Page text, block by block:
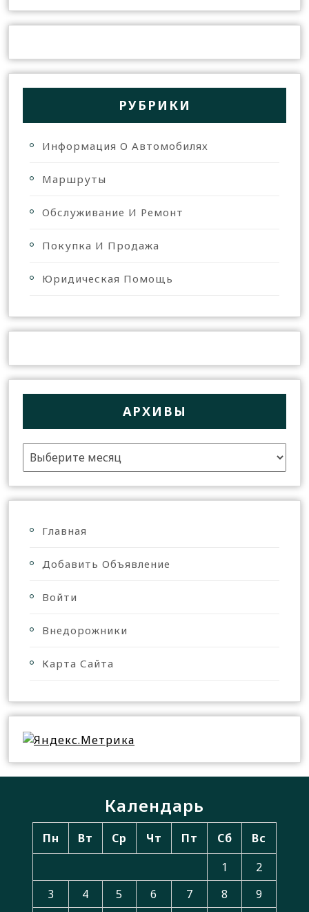
РУБРИКИ
Информация О Автомобилях
Маршруты
Обслуживание И Ремонт
Покупка И Продажа
Юридическая Помощь
АРХИВЫ
Главная
Добавить Объявление
Войти
Внедорожники
Карта Сайта
Календарь
Пн Вт Ср Чт Пт Сб
Вс
1
2
3
4 5 6 7 8
9